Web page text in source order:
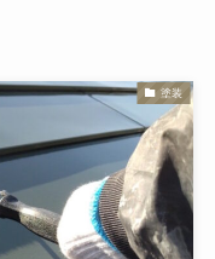
塗装